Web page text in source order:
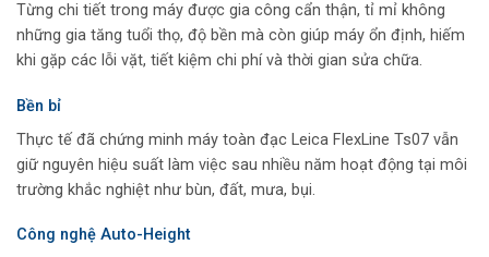
Từng chi tiết trong máy được gia công cẩn thận, tỉ mỉ không
những gia tăng tuổi thọ, độ bền mà còn giúp máy ổn định, hiếm
khi gặp các lỗi vặt, tiết kiệm chi phí và thời gian sửa chữa.
Bền bỉ
Thực tế đã chứng minh máy toàn đạc Leica FlexLine Ts07 vẫn
giữ nguyên hiệu suất làm việc sau nhiều năm hoạt động tại môi
trường khắc nghiệt như bùn, đất, mưa, bụi.
Công nghệ Auto-Height